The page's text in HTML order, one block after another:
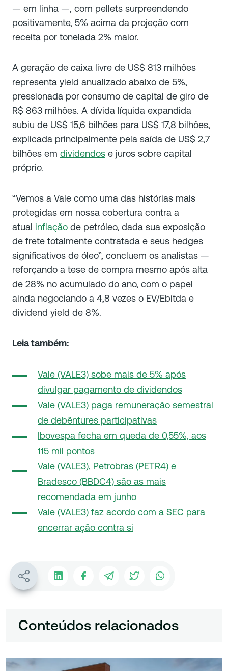
— em linha —, com pellets surpreendendo
positivamente, 5% acima da projeção com
receita por tonelada 2% maior.
A geração de caixa livre de US$ 813 milhões
representa yield anualizado abaixo de 5%,
pressionada por consumo de capital de giro de
R$ 863 milhões. A dívida líquida expandida
subiu de US$ 15,6 bilhões para US$ 17,8 bilhões,
explicada principalmente pela saída de US$ 2,7
bilhões em dividendos e juros sobre capital
próprio.
“Vemos a Vale como uma das histórias mais
protegidas em nossa cobertura contra a
atual inflação de petróleo, dada sua exposição
de frete totalmente contratada e seus hedges
significativos de óleo”, concluem os analistas —
reforçando a tese de compra mesmo após alta
de 28% no acumulado do ano, com o papel
ainda negociando a 4,8 vezes o EV/Ebitda e
dividend yield de 8%.
Leia também:
Vale (VALE3) sobe mais de 5% após
divulgar pagamento de dividendos
Vale (VALE3) paga remuneração semestral
de debêntures participativas
Ibovespa fecha em queda de 0,55%, aos
115 mil pontos
Vale (VALE3), Petrobras (PETR4) e
Bradesco (BBDC4) são as mais
recomendada em junho
Vale (VALE3) faz acordo com a SEC para
encerrar ação contra si
Conteúdos relacionados